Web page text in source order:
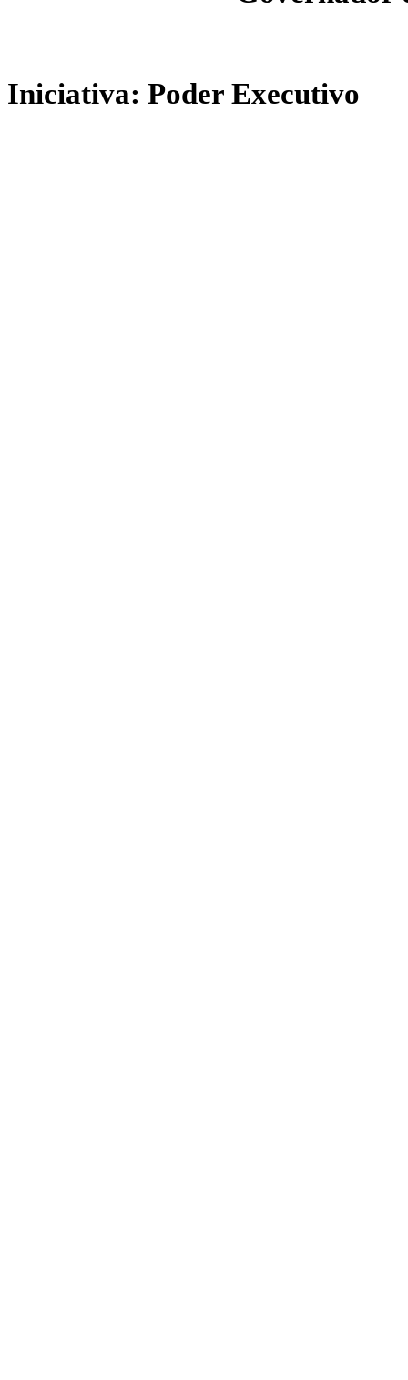
Iniciativa: Poder Executivo